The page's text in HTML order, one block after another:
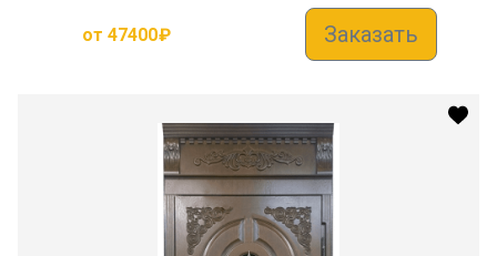
от 47400₽ Заказать